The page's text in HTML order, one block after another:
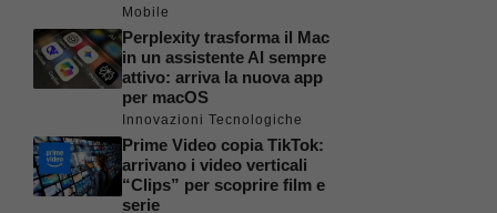
Mobile
Perplexity trasforma il Mac
in un assistente AI sempre
attivo: arriva la nuova app
per macOS
Innovazioni Tecnologiche
Prime Video copia TikTok:
arrivano i video verticali
“Clips” per scoprire film e
serie